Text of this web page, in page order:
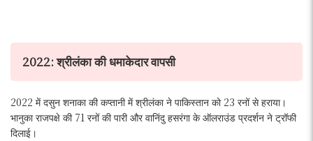
2022: श्रीलंका की धमाकेदार वापसी
2022 में दसुन शनाका की कप्तानी में श्रीलंका ने पाकिस्तान को 23 रनों से हराया।
भानुका राजपक्षे की 71 रनों की पारी और वानिंदु हसरंगा के ऑलराउंड प्रदर्शन ने ट्रॉफी
दिलाई।